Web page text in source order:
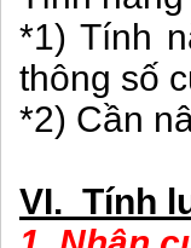
*1) Tính
thông số
*2) Cần
VI. Tính